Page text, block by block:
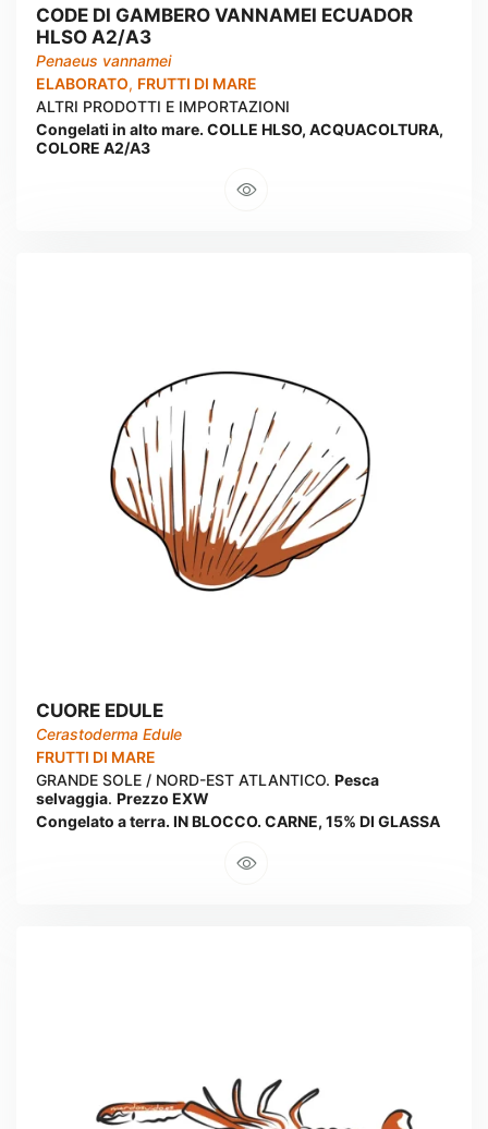
CODE DI GAMBERO VANNAMEI ECUADOR
HLSO A2/A3
Penaeus vannamei
ELABORATO, FRUTTI DI MARE
ALTRI PRODOTTI E IMPORTAZIONI
Congelati in alto mare. COLLE HLSO, ACQUACOLTURA,
COLORE A2/A3
CUORE EDULE
Cerastoderma Edule
FRUTTI DI MARE
GRANDE SOLE / NORD-EST ATLANTICO. Pesca
selvaggia. Prezzo EXW
Congelato a terra. IN BLOCCO. CARNE, 15% DI GLASSA